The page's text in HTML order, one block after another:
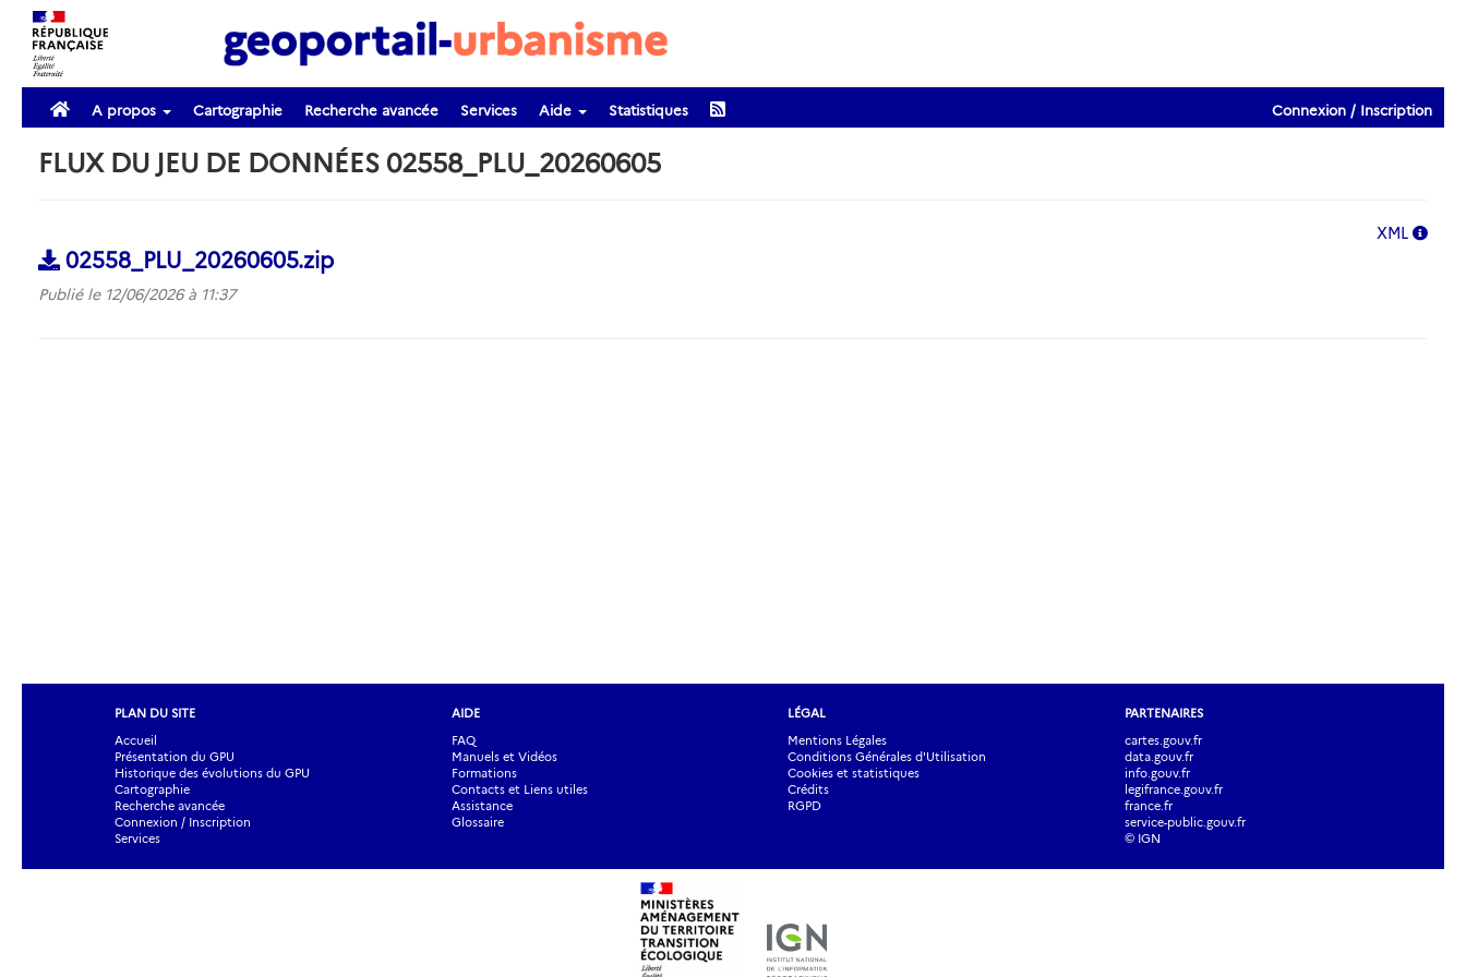
A propos Cartographie Recherche avancée Services Aide Statistiques Connexion / Inscription
FLUX DU JEU DE DONNÉES 02558_PLU_20260605
XML
02558_PLU_20260605.zip
Publié le 12/06/2026 à 11:37
PLAN DU SITE
Accueil
Présentation du GPU
Historique des évolutions du GPU
Cartographie
Recherche avancée
Connexion / Inscription
Services
AIDE
FAQ
Manuels et Vidéos
Formations
Contacts et Liens utiles
Assistance
Glossaire
LÉGAL
Mentions Légales
Conditions Générales d'Utilisation
Cookies et statistiques
Crédits
RGPD
PARTENAIRES
cartes.gouv.fr
data.gouv.fr
info.gouv.fr
legifrance.gouv.fr
france.fr
service-public.gouv.fr
© IGN